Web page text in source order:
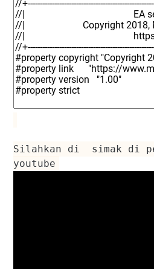
Silahkan di simak di
youtube